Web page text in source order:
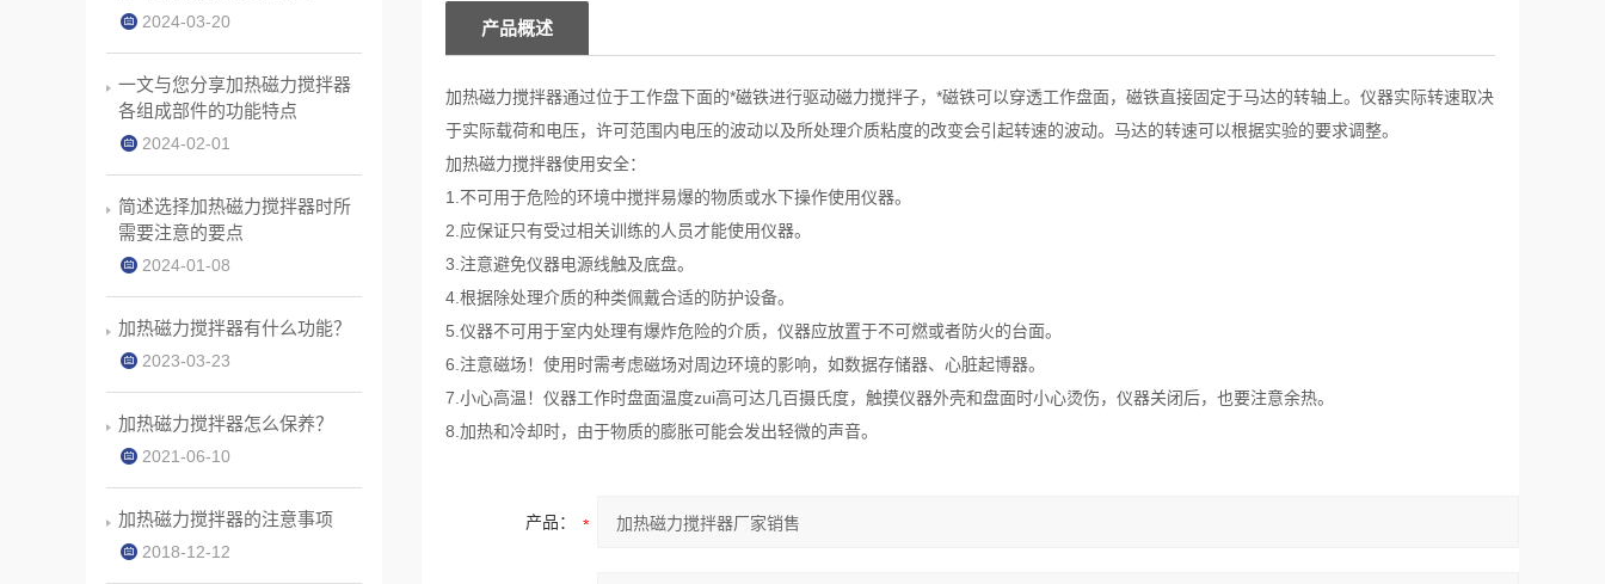
产品概述
加热磁力搅拌器通过位于工作盘下面的*磁铁进行驱动磁力搅拌子，*磁铁可以穿透工作盘面，磁铁直接固定于马达的转轴上。仪器实际转速取决
于实际载荷和电压，许可范围内电压的波动以及所处理介质粘度的改变会引起转速的波动。马达的转速可以根据实验的要求调整。
加热磁力搅拌器使用安全：
1.不可用于危险的环境中搅拌易爆的物质或水下操作使用仪器。
2.应保证只有受过相关训练的人员才能使用仪器。
3.注意避免仪器电源线触及底盘。
4.根据除处理介质的种类佩戴合适的防护设备。
5.仪器不可用于室内处理有爆炸危险的介质，仪器应放置于不可燃或者防火的台面。
6.注意磁场！使用时需考虑磁场对周边环境的影响，如数据存储器、心脏起博器。
7.小心高温！仪器工作时盘面温度zui高可达几百摄氏度，触摸仪器外壳和盘面时小心烫伤，仪器关闭后，也要注意余热。
8.加热和冷却时，由于物质的膨胀可能会发出轻微的声音。
产品：
2024-03-20
一文与您分享加热磁力搅拌器
各组成部件的功能特点
2024-02-01
简述选择加热磁力搅拌器时所
需要注意的要点
2024-01-08
加热磁力搅拌器有什么功能？
2023-03-23
加热磁力搅拌器怎么保养？
2021-06-10
加热磁力搅拌器的注意事项
2018-12-12